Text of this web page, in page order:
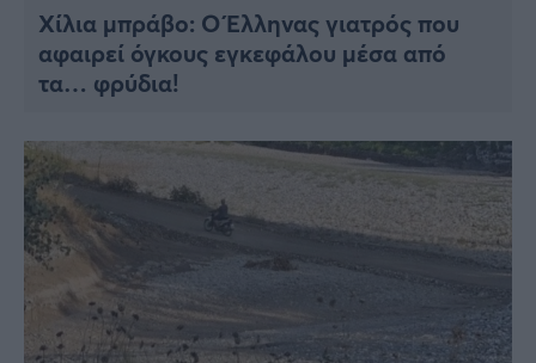
Χίλια μπράβο: Ο Έλληνας γιατρός που
αφαιρεί όγκους εγκεφάλου μέσα από
τα… φρύδια!